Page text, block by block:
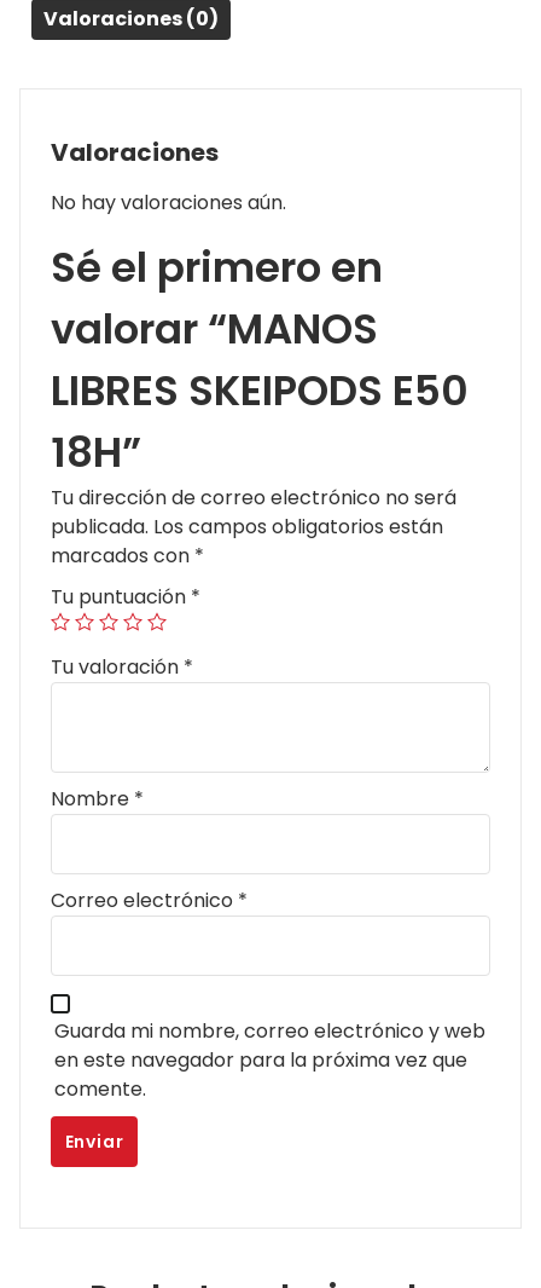
Valoraciones (0)
Valoraciones
No hay valoraciones aún.
Sé el primero en
valorar “MANOS
LIBRES SKEIPODS E50
18H”
Tu dirección de correo electrónico no será
publicada. Los campos obligatorios están
marcados con *
Tu puntuación *
Tu valoración *
Nombre *
Correo electrónico *
Guarda mi nombre, correo electrónico y web
en este navegador para la próxima vez que
comente.